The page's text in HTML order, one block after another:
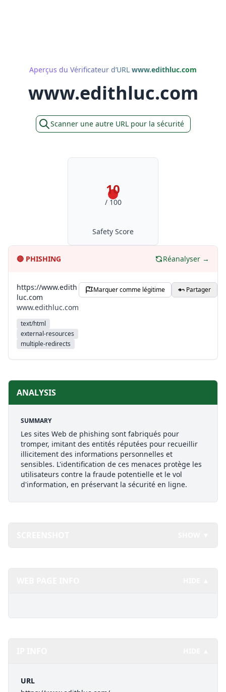
Aperçus du Vérificateur d’URL www.edithluc.com
www.edithluc.com
Scanner une autre URL pour la sécurité
10
/ 100
Safety Score
🔴 PHISHING Réanalyser →
https://www.edith
luc.com
www.edithluc.com
text/html
external-resources
multiple-redirects
Marquer comme légitime Partager
ANALYSIS
SUMMARY
Les sites Web de phishing sont fabriqués pour
tromper, imitant des entités réputées pour recueillir
illicitement des informations personnelles et
sensibles. L'identification de ces menaces protège les
utilisateurs contre la fraude potentielle et le vol
d'information, en préservant la sécurité en ligne.
URL